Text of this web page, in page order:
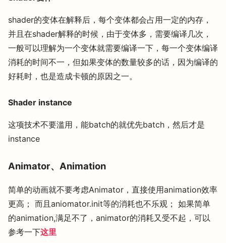
shader的变体在解释后，每个变体都会占用一定的内存，
并且在shader解释的时候，由于变体多，需要编译几次，
一般可以理解为一个变体就需要编译一下，每一个变体编译
消耗的时间不一，但如果变体的数量较多的话，因为编译的
好耗时，也是造成卡顿的原因之一。
Shader instance
这项技术不要滥用，能batch的就优先batch，然后才是
instance
Animator、Animation
简单的动画就不要考虑Animator，直接使用animation效率
更高； 而且aniomator.init等的消耗也不乐观； 如果简单
的animation,满足不了，animator的消耗又受不起，可以
参考一下这里